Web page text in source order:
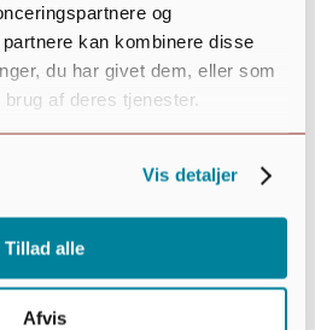
og
kan kombinere disse
du har givet dem, eller som
af deres tjenester.
Vis detaljer
Tillad alle
Afvis